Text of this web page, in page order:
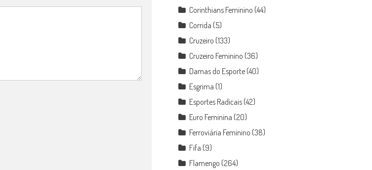
Corinthians Feminino (44)
Corrida (5)
Cruzeiro (133)
Cruzeiro Feminino (36)
Damas do Esporte (40)
Esgrima (1)
Esportes Radicais (42)
Euro Feminina (20)
Ferroviária Feminino (38)
Fifa (9)
Flamengo (264)